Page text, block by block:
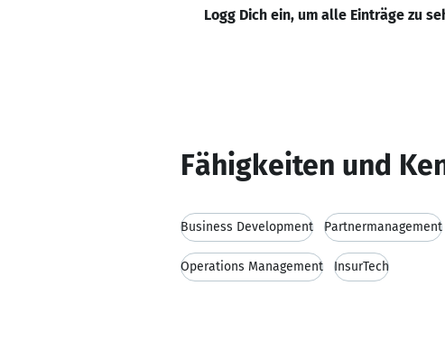
Logg Dich ein, um alle Einträge zu
Fähigkeiten und
Business Development Partnermanagement
Operations Management InsurTech